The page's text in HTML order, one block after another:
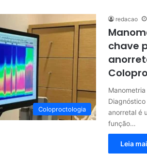
Coloproctologia
redacao
chave
anorretal é
função…
Leia